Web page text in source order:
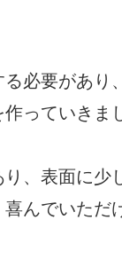
必要があり
っていきま
り、表面に少
んでいただ